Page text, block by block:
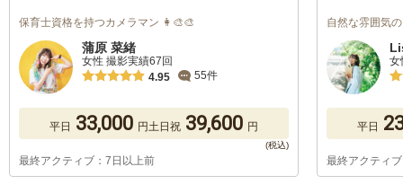
保育士資格を持つカメラマン 👩‍🎨🎨
蒲原 菜緒
女性 撮影実績67回
4.95
55件
平日 33,000 円土日祝 39,600 円
最終アクティブ：7日以上前
自然な雰囲気
女
平日
最終アクティ